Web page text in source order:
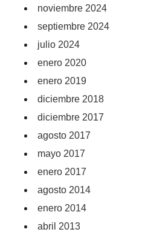
noviembre 2024
septiembre 2024
julio 2024
enero 2020
enero 2019
diciembre 2018
diciembre 2017
agosto 2017
mayo 2017
enero 2017
agosto 2014
enero 2014
abril 2013